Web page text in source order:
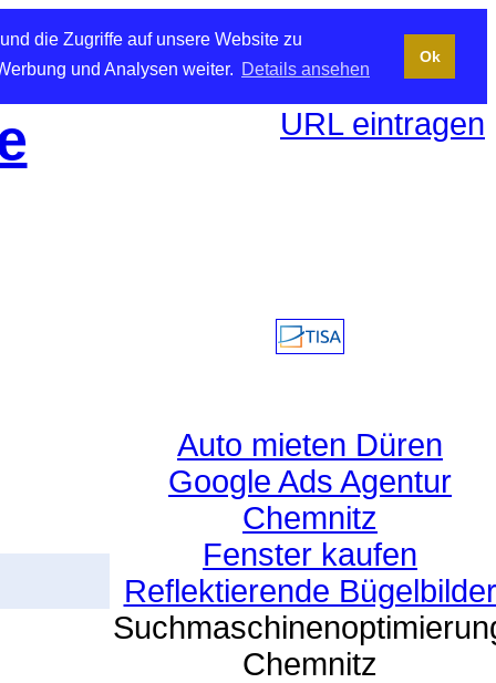
die Zugriffe auf unsere Website zu
und Analysen weiter. Details ansehen
Ok
URL eintragen
Auto mieten Düren
Google Ads Agentur
Chemnitz
Fenster kaufen
Reflektierende Bügelbilder
Chemnitz